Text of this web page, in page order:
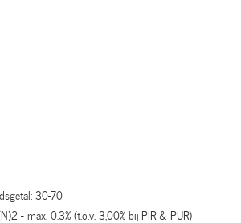
30-70
- max. 0.3% (t.o.v. 3,00% bij PIR & PUR)